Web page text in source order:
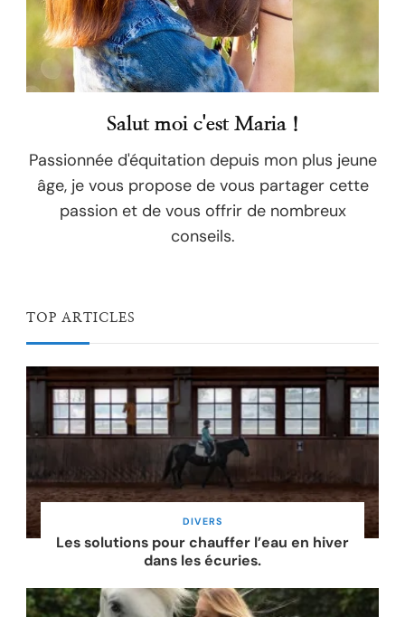
Salut moi c'est Maria !
Passionnée d'équitation depuis mon plus jeune
âge, je vous propose de vous partager cette
passion et de vous offrir de nombreux
conseils.
TOP ARTICLES
DIVERS
Les solutions pour chauffer l’eau en hiver
dans les écuries.